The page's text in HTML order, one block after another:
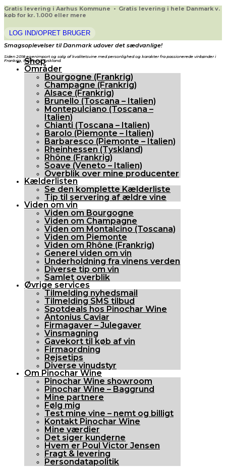
Gratis levering i Aarhus Kommune • Gratis levering i hele Danmark v.
køb for kr. 1.000 eller mere
LOG IND/OPRET BRUGER
Smagsoplevelser til Danmark udover det sædvanlige!
Siden 2018 egenimport og salg af kvalitetsvine med personlighed og karakter fra passionerede vinbønder i
Frankrig, Italien og Tyskland.
Shop
Områder
Bourgogne (Frankrig)
Champagne (Frankrig)
Alsace (Frankrig)
Brunello (Toscana – Italien)
Montepulciano (Toscana –
Italien)
Chianti (Toscana – Italien)
Barolo (Piemonte – Italien)
Barbaresco (Piemonte – Italien)
Rheinhessen (Tyskland)
Rhône (Frankrig)
Soave (Veneto – Italien)
Overblik over mine producenter
Kælderlisten
Se den komplette Kælderliste
Tip til servering af ældre vine
Viden om vin
Viden om Bourgogne
Viden om Champagne
Viden om Montalcino (Toscana)
Viden om Piemonte
Viden om Rhône (Frankrig)
Generel viden om vin
Underholdning fra vinens verden
Diverse tip om vin
Samlet overblik
Øvrige services
Tilmelding nyhedsmail
Tilmelding SMS tilbud
Spotdeals hos Pinochar Wine
Antonius Caviar
Firmagaver – Julegaver
Vinsmagning
Gavekort til køb af vin
Firmaordning
Rejsetips
Diverse vinudstyr
Om Pinochar Wine
Pinochar Wine showroom
Pinochar Wine – Baggrund
Mine partnere
Følg mig
Test mine vine – nemt og billigt
Kontakt Pinochar Wine
Mine værdier
Det siger kunderne
Hvem er Poul Victor Jensen
Fragt & levering
Persondatapolitik